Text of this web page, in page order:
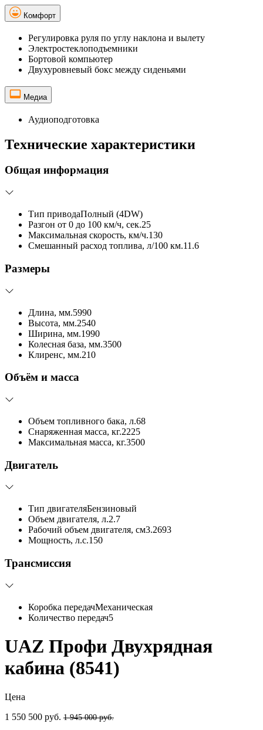
Комфорт
Регулировка руля по углу наклона и вылету
Электростеклоподъемники
Бортовой компьютер
Двухуровневый бокс между сиденьями
Медиа
Аудиоподготовка
Технические характеристики
Общая информация
Тип приводаПолный (4DW)
Разгон от 0 до 100 км/ч, сек.25
Максимальная скорость, км/ч.130
Смешанный расход топлива, л/100 км.11.6
Размеры
Длина, мм.5990
Высота, мм.2540
Ширина, мм.1990
Колесная база, мм.3500
Клиренс, мм.210
Объём и масса
Объем топливного бака, л.68
Снаряженная масса, кг.2225
Максимальная масса, кг.3500
Двигатель
Тип двигателяБензиновый
Объем двигателя, л.2.7
Рабочий объем двигателя, см3.2693
Мощность, л.с.150
Трансмиссия
Коробка передачМеханическая
Количество передач5
UAZ Профи Двухрядная
кабина (8541)
Цена
1 550 500 руб. 1 945 000 руб.